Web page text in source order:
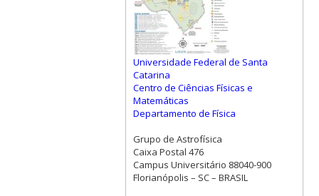
Universidade Federal de Santa
Catarina
Centro de Ciências Físicas e
Matemáticas
Departamento de Física
Grupo de Astrofísica
Caixa Postal 476
Campus Universitário 88040-900
Florianópolis – SC – BRASIL